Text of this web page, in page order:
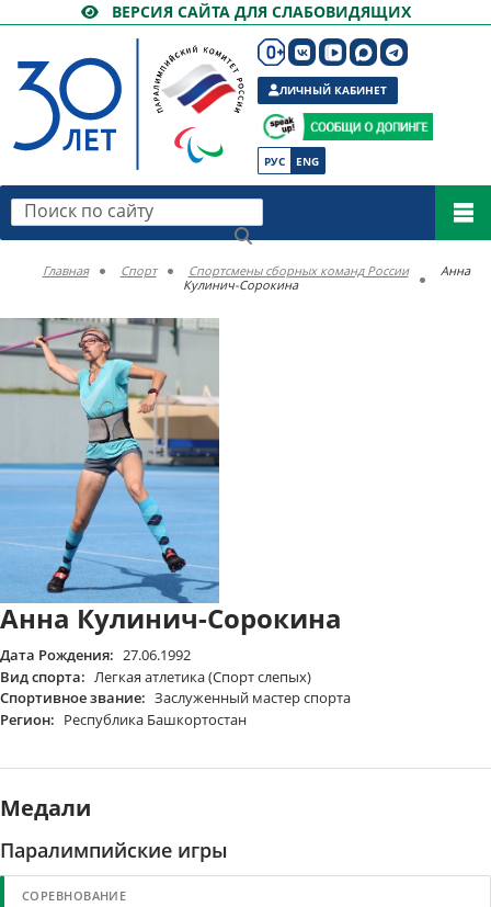
ВЕРСИЯ САЙТА ДЛЯ СЛАБОВИДЯЩИХ
РУС ENG
ЛИЧНЫЙ КАБИНЕТ
Поиск по сайту
Главная Спорт Спортсмены сборных команд России
Анна
Кулинич-Сорокина
Анна Кулинич-Сорокина
Дата Рождения: 27.06.1992
Вид спорта: Легкая атлетика (Спорт слепых)
Спортивное звание: Заслуженный мастер спорта
Регион: Республика Башкортостан
Медали
Паралимпийские игры